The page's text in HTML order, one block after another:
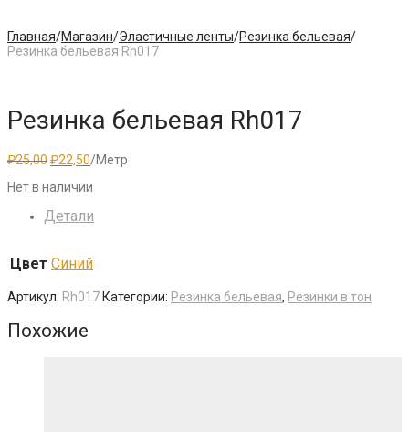
Главная/Магазин/Эластичные ленты/Резинка бельевая/
Резинка бельевая Rh017
Резинка бельевая Rh017
₽25,00Первоначальная
составляла
₽22,50Текущая
₽22,50.
/Метр
Нет в наличии
Детали
Цвет Синий
Артикул: Rh017Категории: Резинка бельевая, Резинки в тон
Похожие